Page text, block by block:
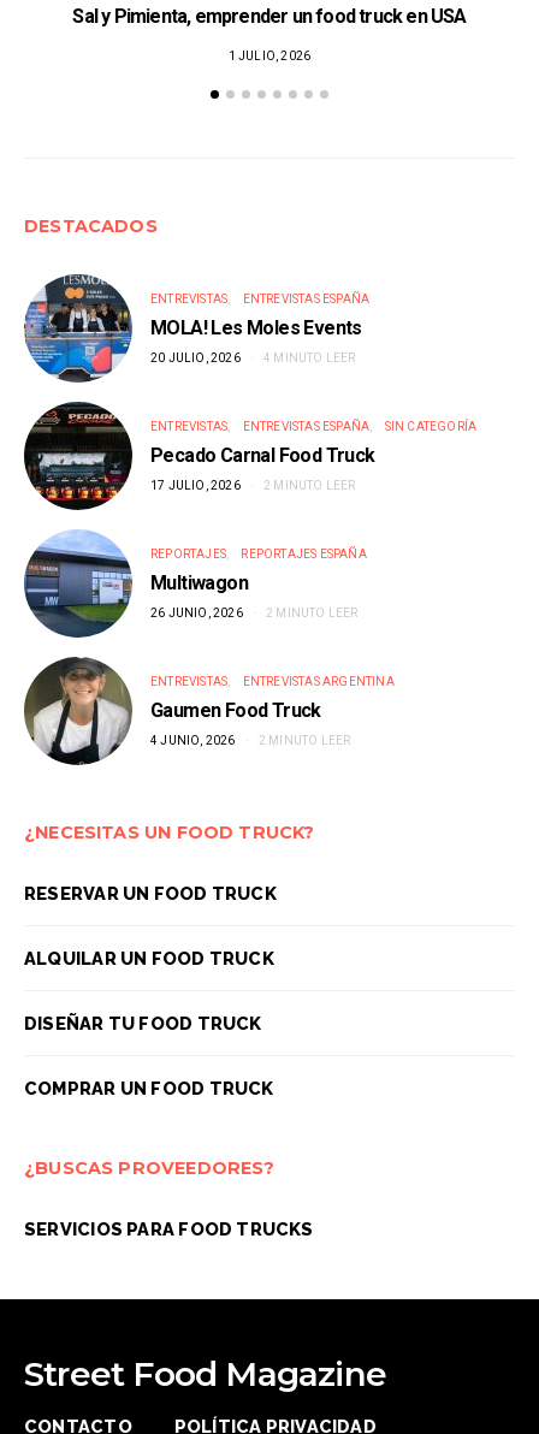
Sal y Pimienta, emprender un food truck en USA
1 JULIO, 2026
DESTACADOS
ENTREVISTAS ENTREVISTAS ESPAÑA
MOLA! Les Moles Events
20 JULIO, 2026 4 MINUTO LEER
ENTREVISTAS ENTREVISTAS ESPAÑA SIN CATEGORÍA
Pecado Carnal Food Truck
17 JULIO, 2026 2 MINUTO LEER
REPORTAJES REPORTAJES ESPAÑA
Multiwagon
26 JUNIO, 2026 2 MINUTO LEER
ENTREVISTAS ENTREVISTAS ARGENTINA
Gaumen Food Truck
4 JUNIO, 2026 2 MINUTO LEER
¿NECESITAS UN FOOD TRUCK?
RESERVAR UN FOOD TRUCK
ALQUILAR UN FOOD TRUCK
DISEÑAR TU FOOD TRUCK
COMPRAR UN FOOD TRUCK
¿BUSCAS PROVEEDORES?
SERVICIOS PARA FOOD TRUCKS
Street Food Magazine
CONTACTO POLÍTICA PRIVACIDAD